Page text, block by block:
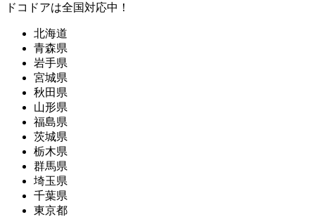
ドコドアは全国対応中！
北海道
青森県
岩手県
宮城県
秋田県
山形県
福島県
茨城県
栃木県
群馬県
埼玉県
千葉県
東京都